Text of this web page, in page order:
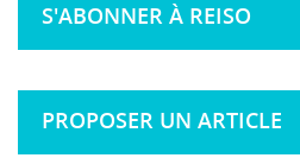
S'ABONNER À REISO
PROPOSER UN ARTICLE